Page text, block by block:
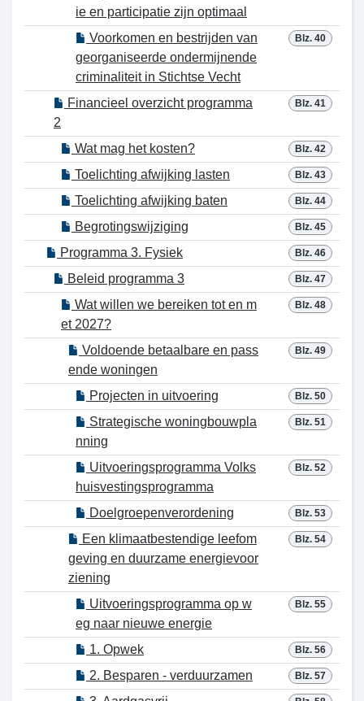
ie en participatie zijn optimaal
Blz. 40
Voorkomen en bestrijden van
georganiseerde ondermijnende
criminaliteit in Stichtse Vecht
Blz. 41
Financieel overzicht programma
2
Blz. 42
Wat mag het kosten?
Blz. 43
Toelichting afwijking lasten
Blz. 44
Toelichting afwijking baten
Blz. 45
Begrotingswijziging
Blz. 46
Programma 3. Fysiek
Blz. 47
Beleid programma 3
Blz. 48
Wat willen we bereiken tot en m
et 2027?
Blz. 49
Voldoende betaalbare en pass
ende woningen
Blz. 50
Projecten in uitvoering
Blz. 51
Strategische woningbouwpla
nning
Blz. 52
Uitvoeringsprogramma Volks
huisvestingsprogramma
Blz. 53
Doelgroepenverordening
Blz. 54
Een klimaatbestendige leefom
geving en duurzame energievoor
ziening
Blz. 55
Uitvoeringsprogramma op w
eg naar nieuwe energie
Blz. 56
1. Opwek
Blz. 57
2. Besparen - verduurzamen